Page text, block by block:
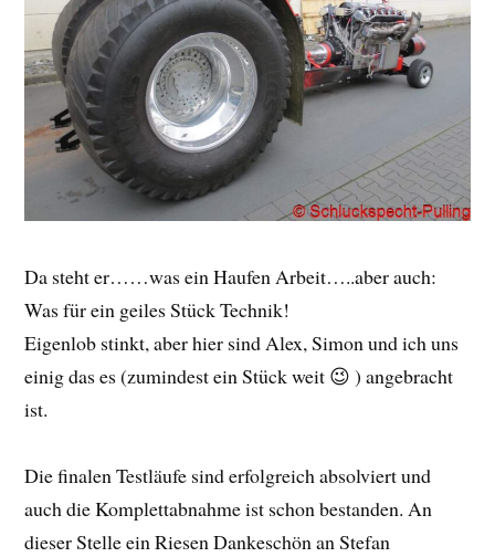
Da steht er……was ein Haufen Arbeit…..aber auch:
Was für ein geiles Stück Technik!
Eigenlob stinkt, aber hier sind Alex, Simon und ich uns
einig das es (zumindest ein Stück weit 😉 ) angebracht
ist.
Die finalen Testläufe sind erfolgreich absolviert und
auch die Komplettabnahme ist schon bestanden. An
dieser Stelle ein Riesen Dankeschön an Stefan